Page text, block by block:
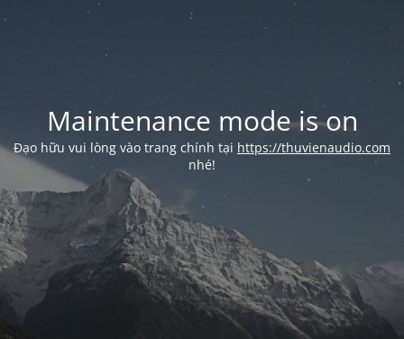
Maintenance mode is on
Đạo hữu vui lòng vào trang chính tại https://thuvienaudio.com
nhé!